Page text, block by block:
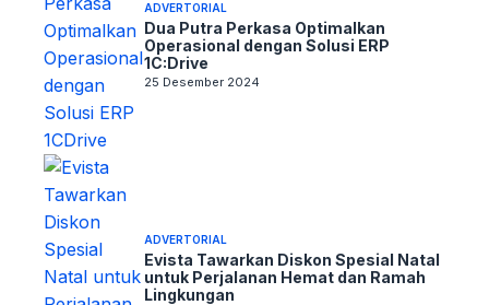
ADVERTORIAL
Dua Putra Perkasa Optimalkan
Operasional dengan Solusi ERP
1C:Drive
25 Desember 2024
ADVERTORIAL
Evista Tawarkan Diskon Spesial Natal
untuk Perjalanan Hemat dan Ramah
Lingkungan